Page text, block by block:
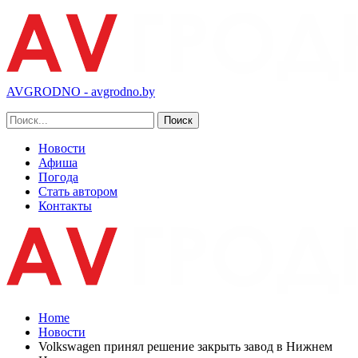
AVGRODNO - avgrodno.by
Новости
Афиша
Погода
Стать автором
Контакты
Home
Новости
Volkswagen принял решение закрыть завод в Нижнем